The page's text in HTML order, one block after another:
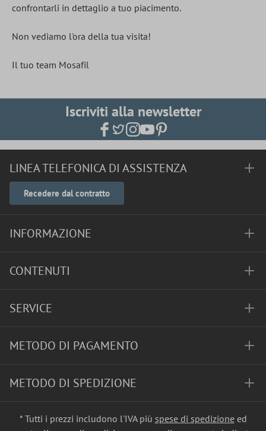
confrontarli in dettaglio a tuo piacimento.
Non vediamo l'ora della tua visita!
Il tuo team Mosafil
Iscriviti alla newsletter
LINEA TELEFONICA DI ASSISTENZA
Recedere dal contratto
INFORMAZIONE
CONTENUTI
SERVICE
METODO DI PAGAMENTO
METODO DI SPEDIZIONE
* Tutti i prezzi includono l'IVA più spese di spedizioneed